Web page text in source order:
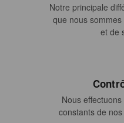
Notre principale
que nous
et de
Nous
constants de